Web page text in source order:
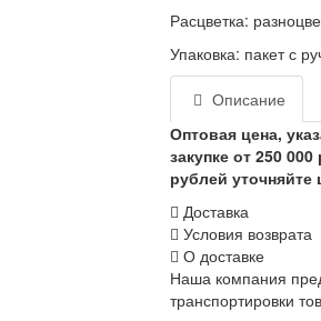
Расцветка:
Упаковка: пакет с
Описание
Оптовая цена,
закупке от 250
рублей уточняйте
Доставка
Условия возврата
О доставке
Наша компания
транспортировки